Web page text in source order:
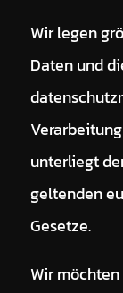
Wir legen
Daten und
unterliegt
geltenden
Gesetze.
Wir